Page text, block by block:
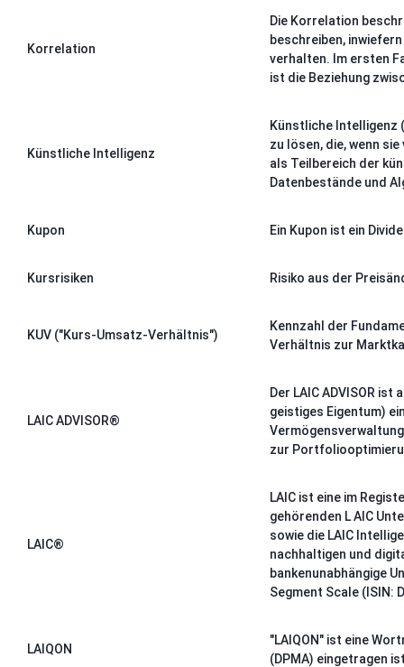
Korrelation
Die Korrelation
beschreiben,
verhalten. Im ersten
ist die Beziehung
Künstliche Intelligenz
Künstliche Intelligenz
zu lösen, die, wenn
als Teilbereich der
Datenbestände und
Kupon Ein Kupon ist ein
Kursrisiken Risiko aus der
KUV ("Kurs-Umsatz-Verhältnis")
Kennzahl der
Verhältnis zur
LAIC ADVISOR®
Der LAIC ADVISOR
geistiges Eigentum)
zur
LAIC®
LAIC ist eine im
gehörenden L AIC
sowie die LAIC
nachhaltigen und
bankenunabhängige
Segment Scale (ISIN:
LAIQON
"LAIQON" ist eine
(DPMA) eingetragen